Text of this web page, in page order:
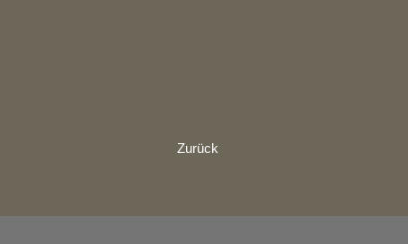
Zurück